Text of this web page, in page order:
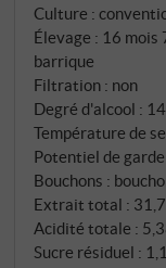
Culture :
Élevage : 16
barrique
Filtration : non
Degré d'alcool :
Température de
Potentiel de
Bouchons :
Extrait total :
Acidité totale :
Sucre résiduel :